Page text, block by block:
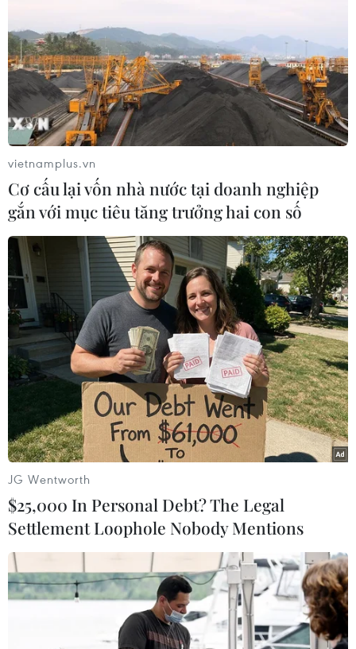
#An Giang #Bị Cáo
#Đường Dây Đánh Bạc
#Nguyễn Thị Thủy Liên
#Xét Xử An Giang
Theo dõi VietnamPlus
TIN LIÊN QUAN
An Giang: Xét xử 62 bị cáo trong đường
dây đánh bạc gần 1.000 tỷ đồng
vietnamplus.vn
Cơ cấu lại vốn nhà nước tại doanh nghiệp
gắn với mục tiêu tăng trưởng hai con số
JG Wentworth
$25,000 In Personal Debt? The Legal
Settlement Loophole Nobody Mentions